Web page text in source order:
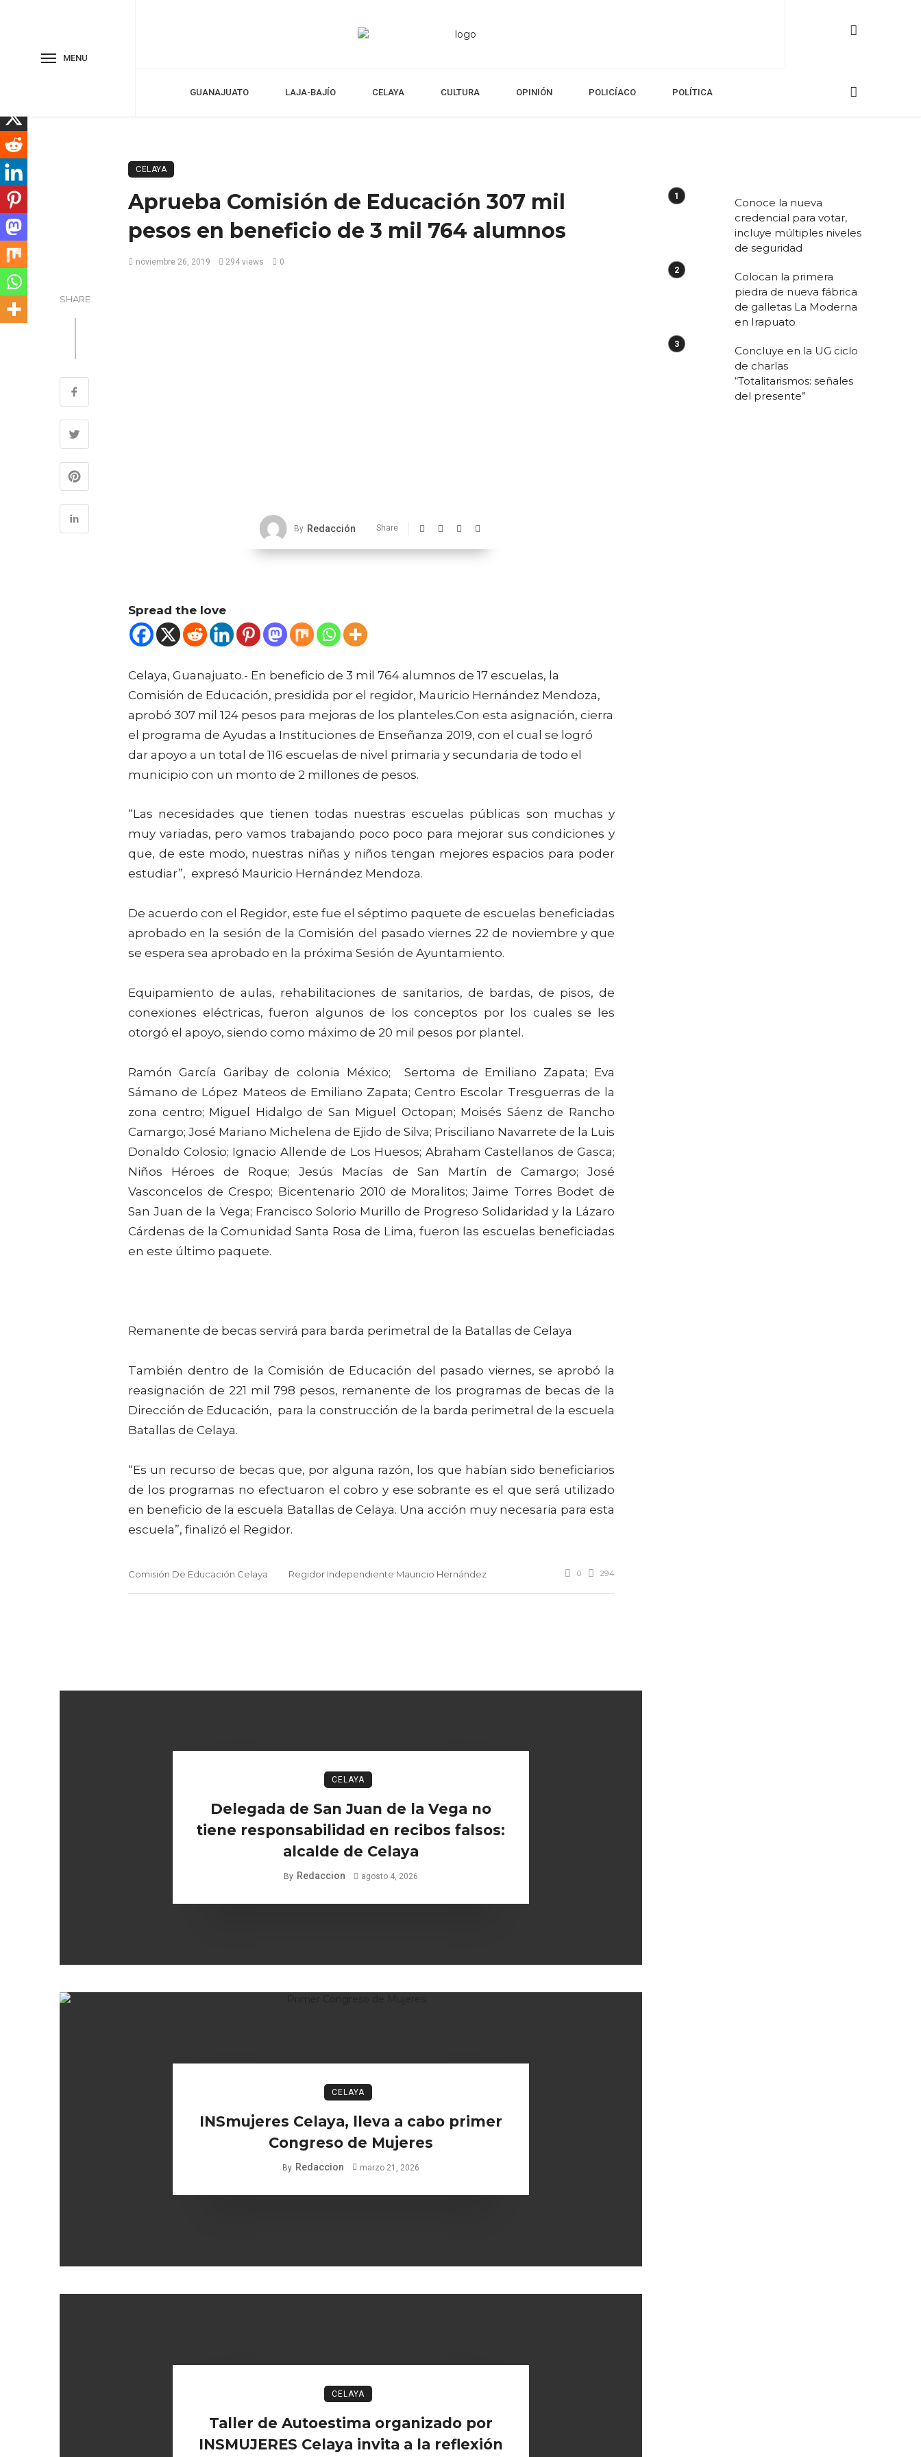
MENU
GUANAJUATO LAJA-BAJÍO CELAYA CULTURA OPINIÓN POLICÍACO POLÍTICA
CELAYA
Aprueba Comisión de Educación 307 mil
pesos en beneficio de 3 mil 764 alumnos
noviembre 26, 2019 294 views 0
SHARE
By Redacción Share
Spread the love
Celaya, Guanajuato.- En beneficio de 3 mil 764 alumnos de 17 escuelas, la
Comisión de Educación, presidida por el regidor, Mauricio Hernández Mendoza,
aprobó 307 mil 124 pesos para mejoras de los planteles.Con esta asignación, cierra
el programa de Ayudas a Instituciones de Enseñanza 2019, con el cual se logró
dar apoyo a un total de 116 escuelas de nivel primaria y secundaria de todo el
municipio con un monto de 2 millones de pesos.
“Las necesidades que tienen todas nuestras escuelas públicas son muchas y
muy variadas, pero vamos trabajando poco poco para mejorar sus condiciones y
que, de este modo, nuestras niñas y niños tengan mejores espacios para poder
estudiar”, expresó Mauricio Hernández Mendoza.
De acuerdo con el Regidor, este fue el séptimo paquete de escuelas beneficiadas
aprobado en la sesión de la Comisión del pasado viernes 22 de noviembre y que
se espera sea aprobado en la próxima Sesión de Ayuntamiento.
Equipamiento de aulas, rehabilitaciones de sanitarios, de bardas, de pisos, de
conexiones eléctricas, fueron algunos de los conceptos por los cuales se les
otorgó el apoyo, siendo como máximo de 20 mil pesos por plantel.
Ramón García Garibay de colonia México; Sertoma de Emiliano Zapata; Eva
Sámano de López Mateos de Emiliano Zapata; Centro Escolar Tresguerras de la
zona centro; Miguel Hidalgo de San Miguel Octopan; Moisés Sáenz de Rancho
Camargo; José Mariano Michelena de Ejido de Silva; Prisciliano Navarrete de la Luis
Donaldo Colosio; Ignacio Allende de Los Huesos; Abraham Castellanos de Gasca;
Niños Héroes de Roque; Jesús Macías de San Martín de Camargo; José
Vasconcelos de Crespo; Bicentenario 2010 de Moralitos; Jaime Torres Bodet de
San Juan de la Vega; Francisco Solorio Murillo de Progreso Solidaridad y la Lázaro
Cárdenas de la Comunidad Santa Rosa de Lima, fueron las escuelas beneficiadas
en este último paquete.
Remanente de becas servirá para barda perimetral de la Batallas de Celaya
También dentro de la Comisión de Educación del pasado viernes, se aprobó la
reasignación de 221 mil 798 pesos, remanente de los programas de becas de la
Dirección de Educación, para la construcción de la barda perimetral de la escuela
Batallas de Celaya.
“Es un recurso de becas que, por alguna razón, los que habían sido beneficiarios
de los programas no efectuaron el cobro y ese sobrante es el que será utilizado
en beneficio de la escuela Batallas de Celaya. Una acción muy necesaria para esta
escuela”, finalizó el Regidor.
Comisión De Educación Celaya Regidor Independiente Mauricio Hernández 0 294
CELAYA
Delegada de San Juan de la Vega no
tiene responsabilidad en recibos falsos:
alcalde de Celaya
By Redaccion agosto 4, 2026
CELAYA
INSmujeres Celaya, lleva a cabo primer
Congreso de Mujeres
By Redaccion marzo 21, 2026
CELAYA
Taller de Autoestima organizado por
INSMUJERES Celaya invita a la reflexión
Conoce la nueva
credencial para votar,
incluye múltiples niveles
de seguridad
Colocan la primera
piedra de nueva fábrica
de galletas La Moderna
en Irapuato
Concluye en la UG ciclo
de charlas
“Totalitarismos: señales
del presente”